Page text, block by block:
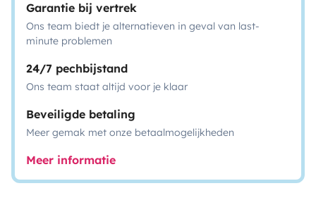
Garantie bij vertrek
Ons team biedt je alternatieven in geval van last-
minute problemen
24/7 pechbijstand
Ons team staat altijd voor je klaar
Beveiligde betaling
Meer gemak met onze betaalmogelijkheden
Meer informatie